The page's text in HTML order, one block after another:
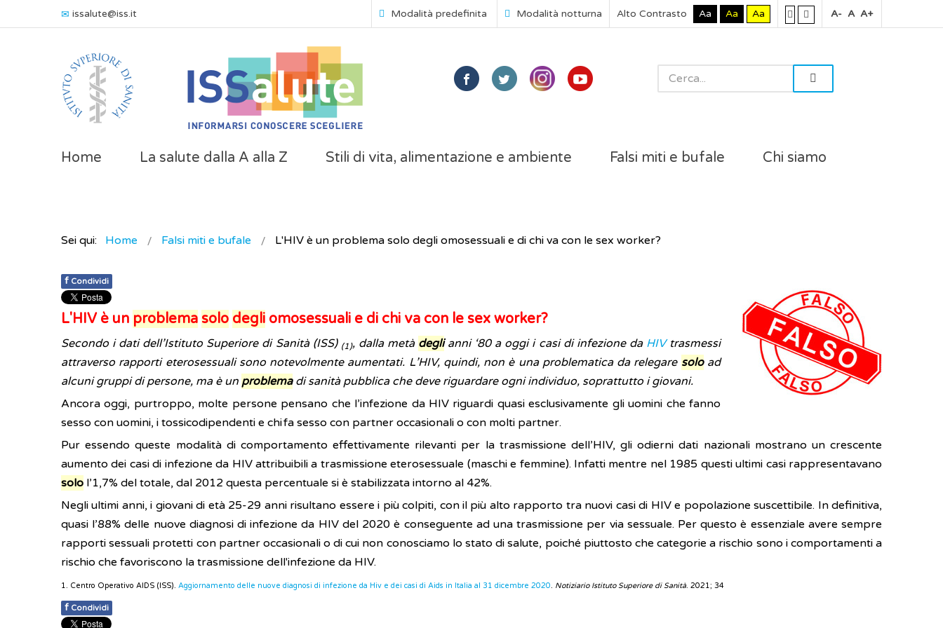
issalute@iss.it Modalità predefinita Modalità notturna Alto Contrasto Aa Aa Aa A- A A+
Home La salute dalla A alla Z Stili di vita, alimentazione e ambiente Falsi miti e bufale Chi siamo
Sei qui: Home Falsi miti e bufale L'HIV è un problema solo degli omosessuali e di chi va con le sex worker?
f Condividi
L'HIV è un problema solo degli omosessuali e di chi va con le sex worker?
Secondo i dati dell’Istituto Superiore di Sanità (ISS) (1), dalla metà deglianni ‘80 a oggi i casi di infezione da HIVtrasmessi
attraverso rapporti eterosessuali sono notevolmente aumentati. L’HIV, quindi, non è una problematica da relegare soload
alcuni gruppi di persone, ma è un problemadi sanità pubblica che deve riguardare ogni individuo, soprattutto i giovani.
Ancora oggi, purtroppo, molte persone pensano che l’infezione da HIV riguardi quasi esclusivamente gli uomini che fanno
sesso con uomini, i tossicodipendenti e chi fa sesso con partner occasionali o con molti partner.
Pur essendo queste modalità di comportamento effettivamente rilevanti per la trasmissione dell’HIV, gli odierni dati nazionali mostrano un crescente
aumento dei casi di infezione da HIV attribuibili a trasmissione eterosessuale (maschi e femmine). Infatti mentre nel 1985 questi ultimi casi rappresentavano
solo l’1,7% del totale, dal 2012 questa percentuale si è stabilizzata intorno al 42%.
Negli ultimi anni, i giovani di età 25-29 anni risultano essere i più colpiti, con il più alto rapporto tra nuovi casi di HIV e popolazione suscettibile. In definitiva,
quasi l’88% delle nuove diagnosi di infezione da HIV del 2020 è conseguente ad una trasmissione per via sessuale. Per questo è essenziale avere sempre
rapporti sessuali protetti con partner occasionali o di cui non conosciamo lo stato di salute, poiché piuttosto che categorie a rischio sono i comportamenti a
rischio che favoriscono la trasmissione dell'infezione da HIV.
1. Centro Operativo AIDS (ISS). Aggiornamento delle nuove diagnosi di infezione da Hiv e dei casi di Aids in Italia al 31 dicembre 2020. Notiziario Istituto Superiore di Sanità. 2021; 34
f Condividi